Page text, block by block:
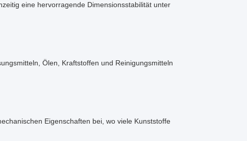
eine hervorragende Dimensionsstabilität unter
Ölen, Kraftstoffen und Reinigungsmitteln
Eigenschaften bei, wo viele Kunststoffe